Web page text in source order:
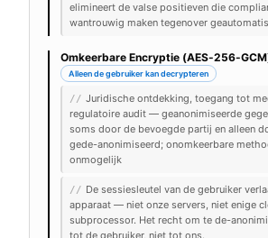
elimineert de valse positieven die
wantrouwig maken tegenover
Omkeerbare Encryptie (AES-256-
Alleen de gebruiker kan decrypteren
// Juridische ontdekking, toegang tot
regulatoire audit — geanonimiseerde
soms door de bevoegde partij en alleen
gede-anonimiseerd; onomkeerbare
onmogelijk
// De sessiesleutel van de gebruiker
apparaat — niet onze servers, niet enige
subprocessor. Het recht om te de-
tot de gebruiker, niet tot ons.